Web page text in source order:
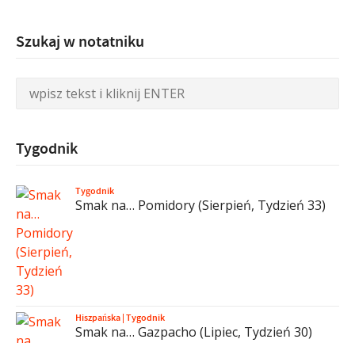
Szukaj w notatniku
Tygodnik
Tygodnik
Smak na… Pomidory (Sierpień, Tydzień 33)
Hiszpańska|Tygodnik
Smak na… Gazpacho (Lipiec, Tydzień 30)